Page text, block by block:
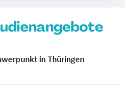
in Thüringen